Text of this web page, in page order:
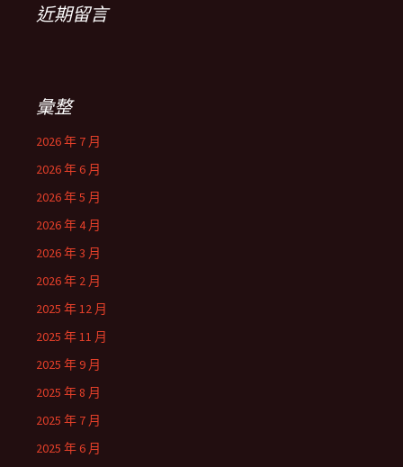
近期留言
彙整
2026 年 7 月
2026 年 6 月
2026 年 5 月
2026 年 4 月
2026 年 3 月
2026 年 2 月
2025 年 12 月
2025 年 11 月
2025 年 9 月
2025 年 8 月
2025 年 7 月
2025 年 6 月